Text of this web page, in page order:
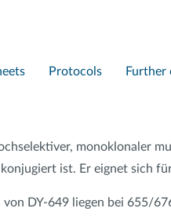
Protocols Further
monoklonaler
ist. Er eignet sich
DY-649 liegen bei 655/